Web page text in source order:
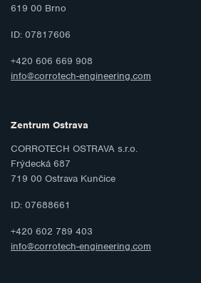
619 00 Brno
ID: 07817606
+420 606 669 908
info@corrotech-engineering.com
Zentrum Ostrava
CORROTECH OSTRAVA s.r.o.
Frýdecká 687
719 00 Ostrava Kunčice
ID: 07688661
+420 602 789 403
info@corrotech-engineering.com